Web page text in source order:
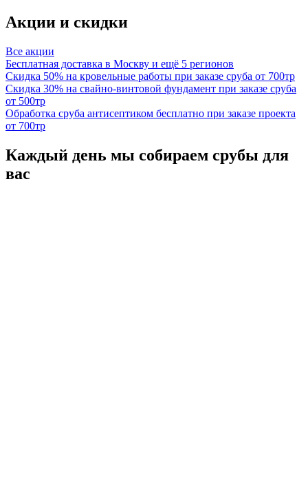
Акции и скидки
Все акции
Бесплатная доставка в Москву и ещё 5 регионов
Скидка 50% на кровельные работы при заказе сруба от 700тр
Скидка 30% на свайно-винтовой фундамент при заказе сруба
от 500тр
Обработка сруба антисептиком бесплатно при заказе проекта
от 700тр
Каждый день мы собираем срубы для
вас